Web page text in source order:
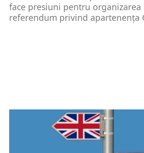
face presiuni pentru organizarea
referendum privind apartenența